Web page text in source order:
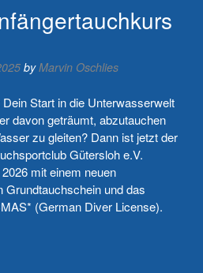
byMarvin Oschlies
Start in die Unterwasserwelt
davon geträumt, abzutauchen
zu gleiten? Dann ist jetzt der
Gütersloh e.V.
mit einem neuen
Grundtauchschein und das
(German Diver License).